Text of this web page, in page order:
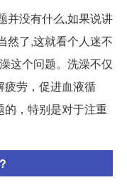
并没有什么,如果说讲
然了,这就看个人迷不
这个问题。洗澡不仅
疲劳，促进血液循
，特别是对于注重